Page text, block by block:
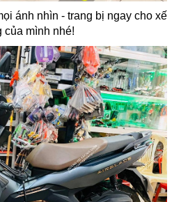
ánh nhìn - trang bị ngay cho xế
của mình nhé!